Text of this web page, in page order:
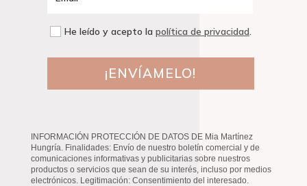
He leído y acepto la política de privacidad.
¡ENVÍAMELO!
INFORMACIÓN PROTECCIÓN DE DATOS DE Mia Martínez
Hungría. Finalidades: Envío de nuestro boletín comercial y de
comunicaciones informativas y publicitarias sobre nuestros
productos o servicios que sean de su interés, incluso por medios
electrónicos. Legitimación: Consentimiento del interesado.